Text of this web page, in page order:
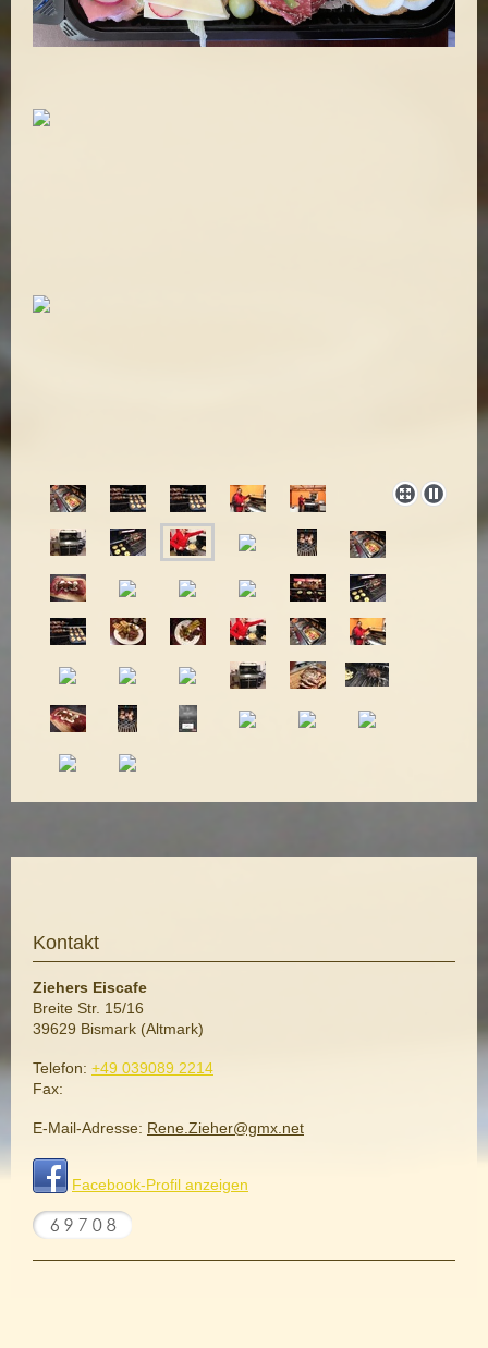
Kontakt
Ziehers Eiscafe
Breite Str. 15/16
39629 Bismark (Altmark)
Telefon: +49 039089 2214
Fax:
E-Mail-Adresse: Rene.Zieher@gmx.net
Facebook-Profil anzeigen